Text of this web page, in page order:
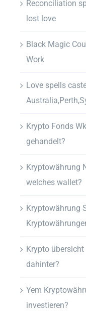
Reconciliation
lost love
Black Magic
Work
Love spells
Krypto Fonds
gehandelt?
Kryptowährung
welches wallet?
Kryptowährung
Krypto
dahinter?
Yem
investieren?